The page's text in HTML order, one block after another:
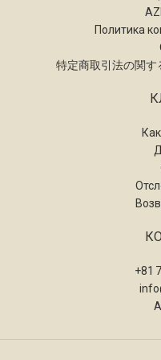
Политика
特定商取引法の関
+81